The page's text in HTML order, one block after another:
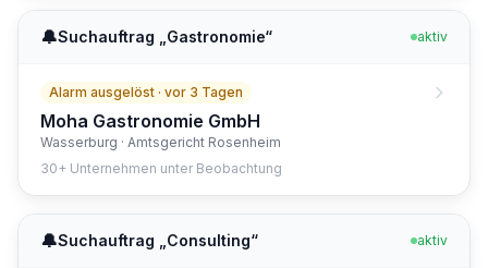
🔔Suchauftrag „ Gastronomie“ aktiv
Alarm ausgelöst · vor 3 Tagen
Moha Gastronomie GmbH
Wasserburg · Amtsgericht Rosenheim
30+ Unternehmen unter Beobachtung
🔔Suchauftrag „ Consulting“ aktiv